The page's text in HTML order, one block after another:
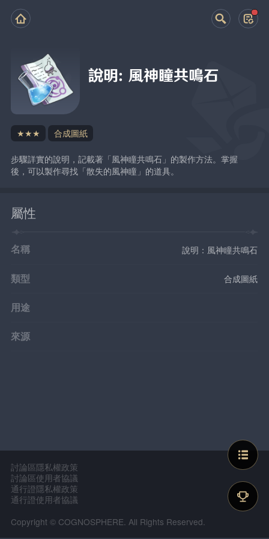
說明：風神瞳共鳴石
★★★ 合成圖紙
步驟詳實的說明，記載著「風神瞳共鳴石」的製作方法。掌握
後，可以製作尋找「散失的風神瞳」的道具。
屬性
名稱 說明：風神瞳共鳴石
類型 合成圖紙
用途
來源
討論區隱私權政策
討論區使用者協議
通行證隱私權政策
通行證使用者協議
Copyright © COGNOSPHERE. All Rights Reserved.